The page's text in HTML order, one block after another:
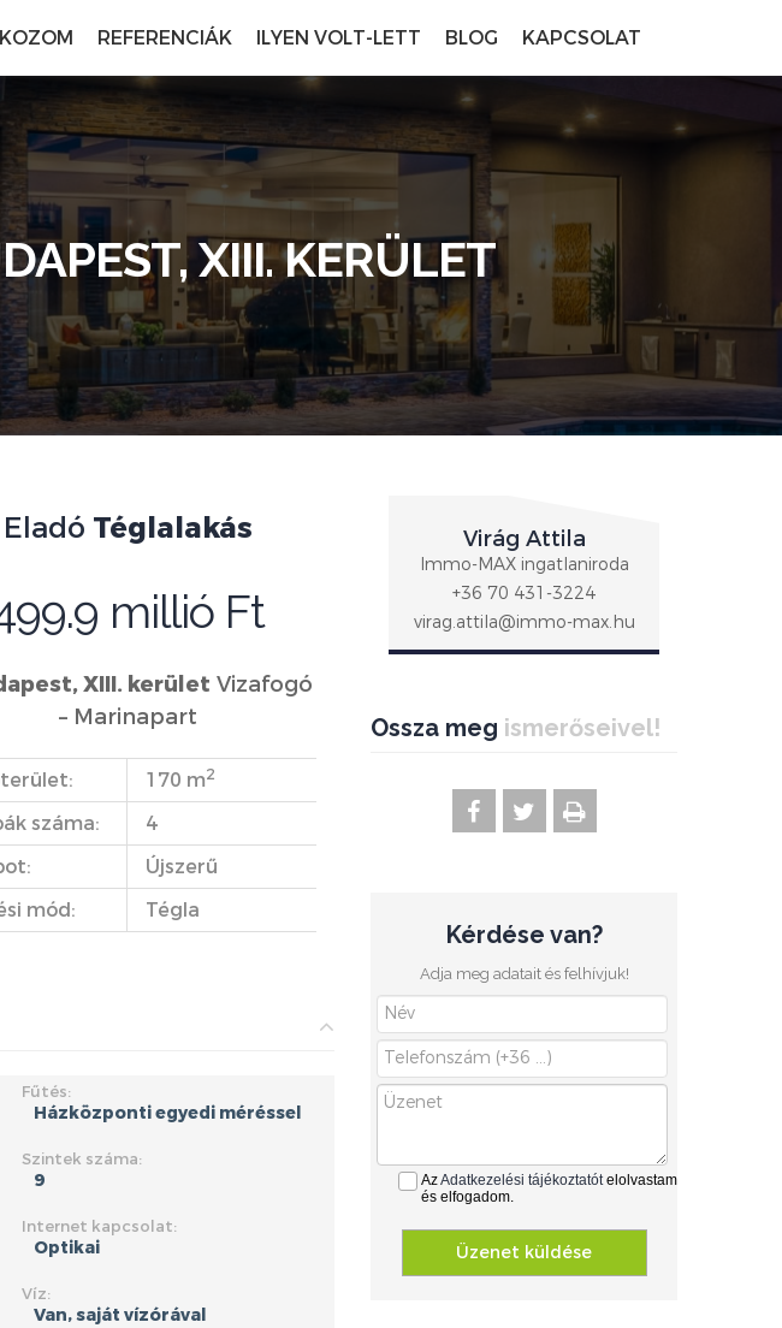
REFERENCIÁK ILYEN VOLT-LETT BLOG KAPCSOLAT
XIII. KERÜLET
Eladó Téglalakás
millió Ft
XIII. kerület Vizafogó
– Marinapart
170 m2
száma:
4
Újszerű
mód:
Tégla
Fűtés:
Házközponti egyedi méréssel
Szintek száma:
9
Internet kapcsolat:
Optikai
Víz:
Van, saját vízórával
Virág Attila
Immo-MAX ingatlaniroda
+36 70 431-3224
virag.attila@immo-max.hu
Ossza meg ismerőseivel!
Kérdése van?
Adja meg adatait és felhívjuk!
AzAdatkezelési tájékoztatótelolvastam
és elfogadom.
Üzenet küldése